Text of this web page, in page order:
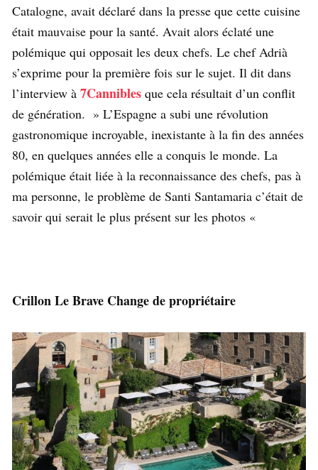
Catalogne, avait déclaré dans la presse que cette cuisine
était mauvaise pour la santé. Avait alors éclaté une
polémique qui opposait les deux chefs. Le chef Adrià
s’exprime pour la première fois sur le sujet. Il dit dans
l’interview à 7Cannibles que cela résultait d’un conflit
de génération. » L’Espagne a subi une révolution
gastronomique incroyable, inexistante à la fin des années
80, en quelques années elle a conquis le monde. La
polémique était liée à la reconnaissance des chefs, pas à
ma personne, le problème de Santi Santamaria c’était de
savoir qui serait le plus présent sur les photos «
Crillon Le Brave Change de propriétaire